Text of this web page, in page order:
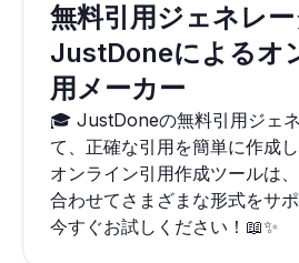
無料引用ジェネレー
JustDoneによるオ
用メーカー
🎓 JustDoneの無料引用ジェ
て、正確な引用を簡単に作成
オンライン引用作成ツールは
合わせてさまざまな形式をサポ
今すぐお試しください！📖✨